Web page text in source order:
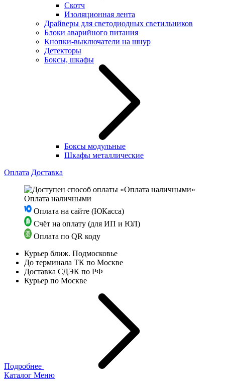
Скотч
Изоляционная лента
Драйверы для светодиодных светильников
Блоки аварийного питания
Кнопки-выключатели на шнур
Детекторы
Боксы, шкафы
Боксы модульные
Шкафы металлические
Оплата Доставка
Оплата наличными
Оплата на сайте (ЮКасса)
Счёт на оплату (для ИП и ЮЛ)
Оплата по QR коду
Курьер ближ. Подмосковье
До терминала ТК по Москве
Доставка СДЭК по РФ
Курьер по Москве
Подробнее
Каталог Меню